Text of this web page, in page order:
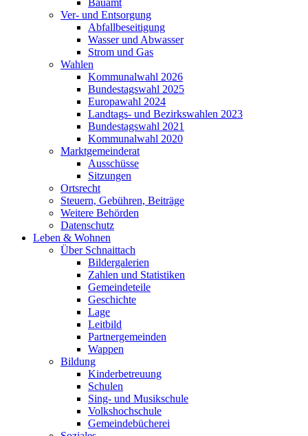
Bauamt
Ver- und Entsorgung
Abfallbeseitigung
Wasser und Abwasser
Strom und Gas
Wahlen
Kommunalwahl 2026
Bundestagswahl 2025
Europawahl 2024
Landtags- und Bezirkswahlen 2023
Bundestagswahl 2021
Kommunalwahl 2020
Marktgemeinderat
Ausschüsse
Sitzungen
Ortsrecht
Steuern, Gebühren, Beiträge
Weitere Behörden
Datenschutz
Leben & Wohnen
Über Schnaittach
Bildergalerien
Zahlen und Statistiken
Gemeindeteile
Geschichte
Lage
Leitbild
Partnergemeinden
Wappen
Bildung
Kinderbetreuung
Schulen
Sing- und Musikschule
Volkshochschule
Gemeindebücherei